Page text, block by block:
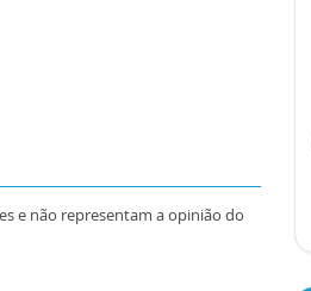
e não representam a opinião do